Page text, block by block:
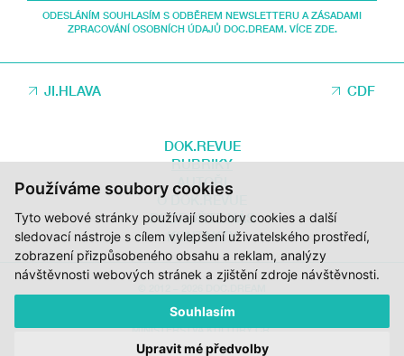
Používáme soubory cookies
Tyto webové stránky používají soubory cookies a další
sledovací nástroje s cílem vylepšení uživatelského prostředí,
zobrazení přizpůsobeného obsahu a reklam, analýzy
návštěvnosti webových stránek a zjištění zdroje návštěvnosti.
Souhlasím
Upravit mé předvolby
ODESLÁNÍM SOUHLASÍM S ODBĚREM NEWSLETTERU A ZÁSADAMI
ZPRACOVÁNÍ OSOBNÍCH ÚDAJŮ DOC.DREAM. VÍCE ZDE.
JI.HLAVA CDF
DOK.REVUE
RUBRIKY
AUTOŘI
O DOK.REVUE
PODPOŘTE NÁS
KONTAKTY
ZA PODPORY STÁTNÍHO FONDU KINEMATOGRAFIE, KRAJE VYSOČINA A
MINISTERSTVA KULTURY ČR.